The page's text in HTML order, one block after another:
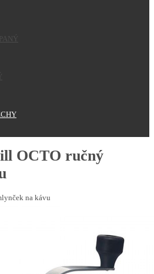
OCTO ručný
na kávu